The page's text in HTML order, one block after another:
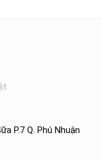
P.7 Q. Phú Nhuận